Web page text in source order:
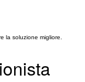
la soluzione migliore.